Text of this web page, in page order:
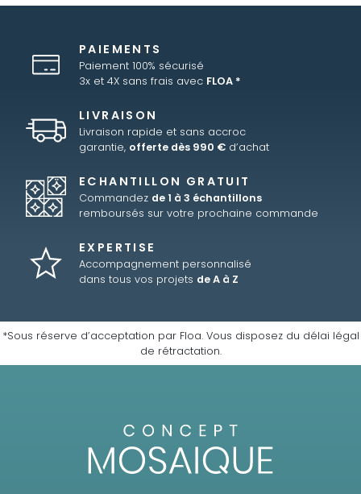
PAIEMENTS
Paiement 100% sécurisé
3x et 4X sans frais avec FLOA *
LIVRAISON
Livraison rapide et sans accroc
garantie, offerte dès 990 € d’achat
ECHANTILLON GRATUIT
Commandez de 1 à 3 échantillons
remboursés sur votre prochaine commande
EXPERTISE
Accompagnement personnalisé
dans tous vos projets de A à Z
*Sous réserve d’acceptation par Floa. Vous disposez du délai légal
de rétractation.